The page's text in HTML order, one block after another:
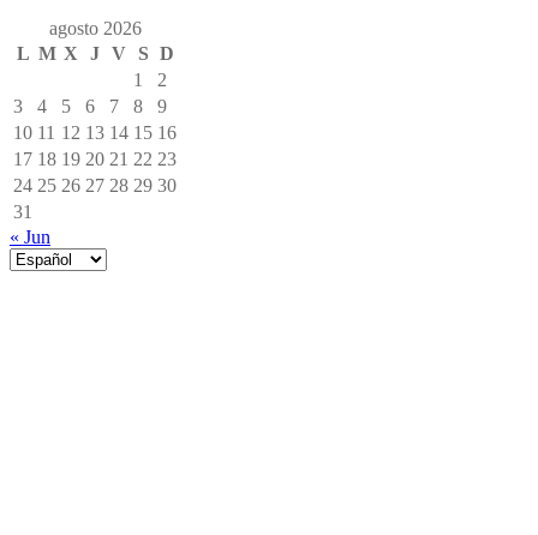
agosto 2026
L M X J V S D
1
2
3
4 5 6 7 8
9
10 11 12 13 14 15 16
17 18 19 20 21 22 23
24 25 26 27 28 29 30
31
« Jun
Elegir